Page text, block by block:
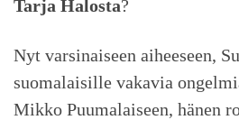
Tarja Halosta?
Nyt varsinaiseen aiheeseen,
suomalaisille vakavia
Mikko Puumalaiseen, hänen